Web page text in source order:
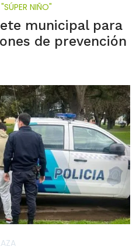
NIÑO"
municipal para
de prevención